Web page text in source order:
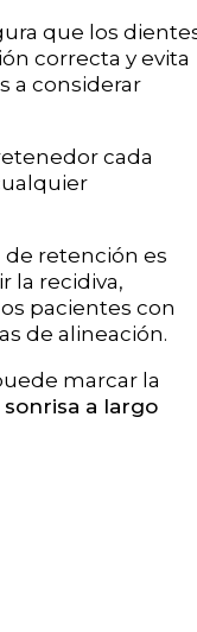
que los
correcta y evita
a considerar
cada
de retención es
la recidiva,
pacientes con
de alineación.
marcar la
a largo